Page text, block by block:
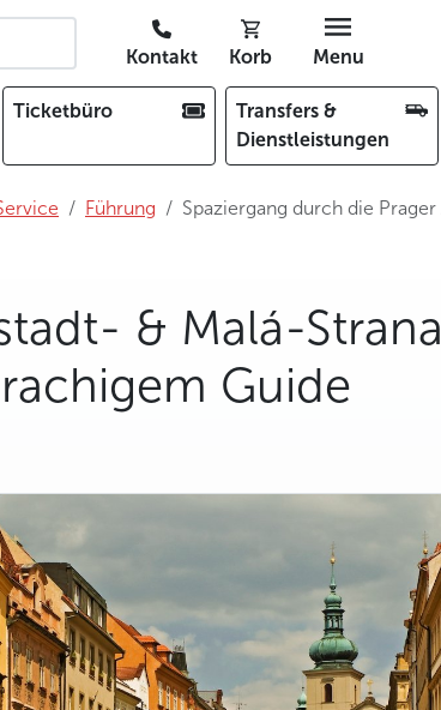
Kontakt Korb Menu
Ticketbüro
Transfers &
Dienstleistungen
Führung Spaziergang durch die
& Malá-
Guide